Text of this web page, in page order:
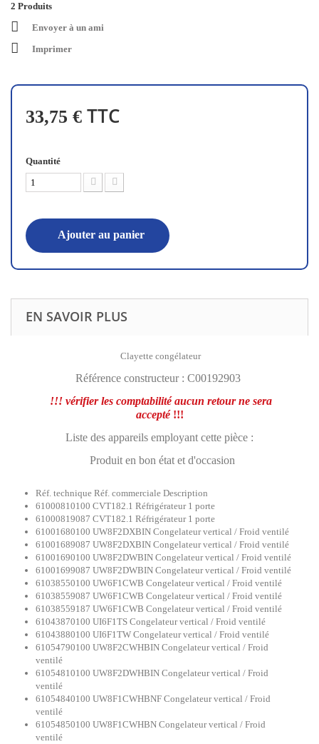
2 Produits
Envoyer à un ami
Imprimer
33,75 € TTC
Quantité
Ajouter au panier
EN SAVOIR PLUS
Clayette congélateur
Référence constructeur : C00192903
!!! vérifier les comptabilitéaucun retour ne sera
accepté !!!
Liste des appareils employant cette pièce :
Produit en bon état et d'occasion
Réf. technique Réf. commerciale Description
61000810100 CVT182.1 Réfrigérateur 1 porte
61000819087 CVT182.1 Réfrigérateur 1 porte
61001680100 UW8F2DXBIN Congelateur vertical / Froid ventilé
61001689087 UW8F2DXBIN Congelateur vertical / Froid ventilé
61001690100 UW8F2DWBIN Congelateur vertical / Froid ventilé
61001699087 UW8F2DWBIN Congelateur vertical / Froid ventilé
61038550100 UW6F1CWB Congelateur vertical / Froid ventilé
61038559087 UW6F1CWB Congelateur vertical / Froid ventilé
61038559187 UW6F1CWB Congelateur vertical / Froid ventilé
61043870100 UI6F1TS Congelateur vertical / Froid ventilé
61043880100 UI6F1TW Congelateur vertical / Froid ventilé
61054790100 UW8F2CWHBIN Congelateur vertical / Froid
ventilé
61054810100 UW8F2DWHBIN Congelateur vertical / Froid
ventilé
61054840100 UW8F1CWHBNF Congelateur vertical / Froid
ventilé
61054850100 UW8F1CWHBN Congelateur vertical / Froid
ventilé